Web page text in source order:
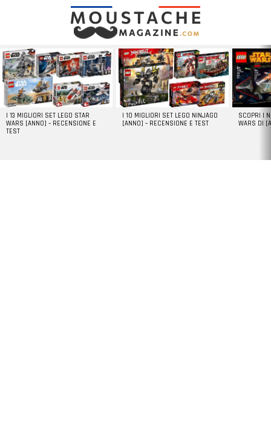
LATEST
STORIES
I 13 MIGLIORI SET LEGO STAR
WARS [ANNO] – RECENSIONE E
TEST
I 10 MIGLIORI SET LEGO NINJAGO
[ANNO] – RECENSIONE E TEST
SCOPRI I
WARS DI